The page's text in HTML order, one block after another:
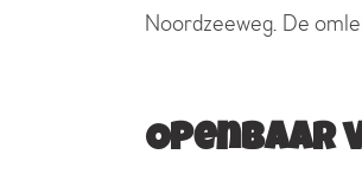
Noordzeeweg. De
Openbaar